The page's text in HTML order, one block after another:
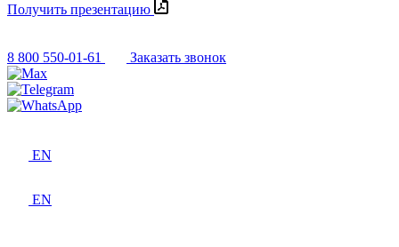
Получить презентацию
8 800 550-01-61 Заказать звонок
EN
EN